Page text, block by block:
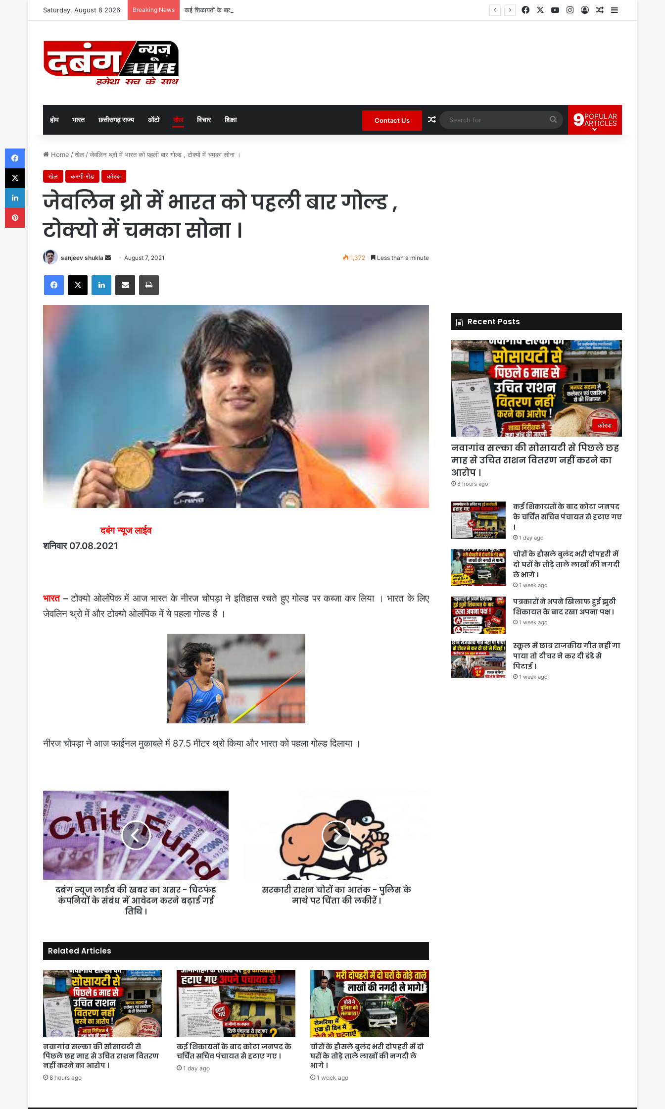
Saturday, August 8 2026 Breaking News कई शिकायतों के बाद कोटा जनपद के चर्चित सचिव पंचायत से हटाए गए । FacebookYouTubeInstagram
Log InRandom Article
Sidebar
होम भारत छत्तीसगढ़ राज्य ऑटो खेल विचार शिक्षा Contact Us Random Article
Search
for
9POPULAR
ARTICLES
Home /खेल /जेवलिन थ्रो में भारत को पहली बार गोल्ड , टोक्यो में चमका सोना ।
खेल करगी रोड कोरबा
जेवलिन थ्रो में भारत को पहली बार गोल्ड ,
टोक्यो में चमका सोना ।
sanjeev shukla
Send
email
August 7, 2021 1,372 Less than a minute
Facebook
X LinkedInShare via Email Print
दबंग न्यूज लाईव
शनिवार 07.08.2021
भारत–टोक्यो ओलंपिक में आज भारत के नीरज चोपड़ा ने इतिहास रचते हुए गोल्ड पर कब्जा कर लिया । भारत के लिए
जेवलिन थ्रो में और टोक्यो ओलंपिक में ये पहला गोल्ड है ।
नीरज चोपड़ा ने आज फाईनल मुकाबले में 87.5 मीटर थ्रो किया और भारत को पहला गोल्ड दिलाया ।
दबंग
न्यूज
लाईव
की
खबर
का
असर
-
चिटफंड
कंपनियों
करने
बढ़ाई
गई
तिथि
।
दबंग न्यूज लाईव की खबर का असर - चिटफंड
कंपनियों के संबंध में आवेदन करने बढ़ाई गई
तिथि ।
सरकारी राशन चोरों का आतंक - पुुलिस के
माथे पर चिंता की लकीरें ।
Related Articles
नवागांव सल्का की सोसायटी से
पिछले छह माह से उचित राशन वितरण
नहीं करने का आरोप ।
8 hours ago
कई शिकायतों के बाद कोटा जनपद के
चर्चित सचिव पंचायत से हटाए गए ।
1 day ago
चोरों के हौसले बुलंद भरी दोपहरी में दो
घरों के तोड़े ताले लाखों की नगदी ले
भागे ।
1 week ago
Recent Posts
कोरबा
नवागांव सल्का की सोसायटी से पिछले छह
माह से उचित राशन वितरण नहीं करने का
आरोप ।
8 hours ago
कई शिकायतों के बाद कोटा जनपद
के चर्चित सचिव पंचायत से हटाए गए
।
1 day ago
चोरों के हौसले बुलंद भरी दोपहरी में
दो घरों के तोड़े ताले लाखों की नगदी
ले भागे ।
1 week ago
पत्रकारों ने अपने खिलाफ हुई झुठी
शिकायत के बाद रखा अपना पक्ष ।
1 week ago
स्कूल में छात्र राजकीय गीत नहीं गा
पाया तो टीचर ने कर दी डंडे से
पिटाई ।
1 week ago
Facebook
X
LinkedIn
Pinterest